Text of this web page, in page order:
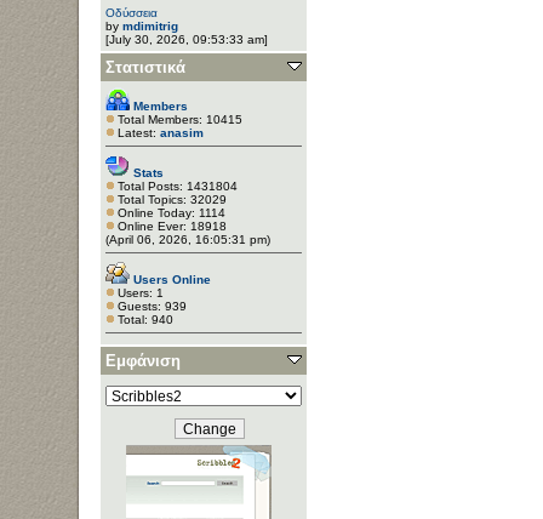
Οδύσσεια
by mdimitrig
[July 30, 2026, 09:53:33 am]
Στατιστικά
Members
Total Members: 10415
Latest: anasim
Stats
Total Posts: 1431804
Total Topics: 32029
Online Today: 1114
Online Ever: 18918
(April 06, 2026, 16:05:31 pm)
Users Online
Users: 1
Guests: 939
Total: 940
Εμφάνιση